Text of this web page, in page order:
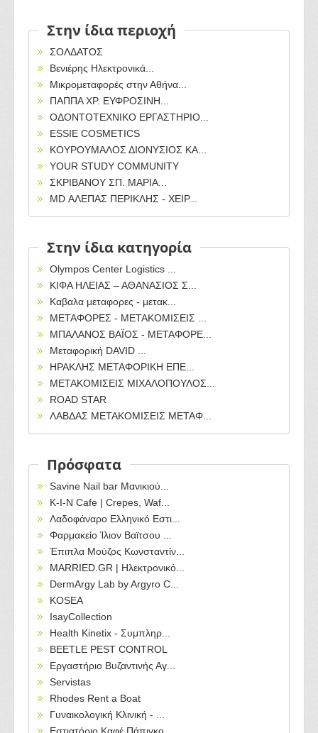
Στην ίδια περιοχή
ΣΟΛΔΑΤΟΣ
Βενιέρης Ηλεκτρονικά...
Μικρομεταφορές στην Αθήνα...
ΠΑΠΠΑ ΧΡ. ΕΥΦΡΟΣΙΝΗ...
ΟΔΟΝΤΟΤΕΧΝΙΚΟ ΕΡΓΑΣΤΗΡΙΟ...
ESSIE COSMETICS
ΚΟΥΡΟΥΜΑΛΟΣ ΔΙΟΝΥΣΙΟΣ ΚΑ...
YOUR STUDY COMMUNITY
ΣΚΡΙΒΑΝΟΥ ΣΠ. ΜΑΡΙΑ...
MD ΑΛΕΠΑΣ ΠΕΡΙΚΛΗΣ - ΧΕΙΡ...
Στην ίδια κατηγορία
Olympos Center Logistics ...
ΚΙΦΑ ΗΛΕΙΑΣ – ΑΘΑΝΑΣΙΟΣ Σ...
Καβαλα μεταφορες - μετακ...
ΜΕΤΑΦΟΡΕΣ - ΜΕΤΑΚΟΜΙΣΕΙΣ ...
ΜΠΑΛΑΝΟΣ ΒΑΪΟΣ - ΜΕΤΑΦΟΡΕ...
Μεταφορική DAVID ...
ΗΡΑΚΛΗΣ ΜΕΤΑΦΟΡΙΚΗ ΕΠΕ...
ΜΕΤΑΚΟΜΙΣΕΙΣ ΜΙΧΑΛΟΠΟΥΛΟΣ...
ROAD STAR
ΛΑΒΔΑΣ ΜΕΤΑΚΟΜΙΣΕΙΣ ΜΕΤΑΦ...
Πρόσφατα
Savine Nail bar Μανικιού...
Κ-Ι-Ν Cafe | Crepes, Waf...
Λαδοφάναρο Ελληνικό Εστι...
Φαρμακείο Ίλιον Βαϊτσου ...
Έπιπλα Μούζος Κωνσταντίν...
MARRIED.GR | Ηλεκτρονικό...
DermArgy Lab by Argyro C...
KOSEA
IsayCollection
Health Kinetix - Συμπληρ...
BEETLE PEST CONTROL
Εργαστήριο Βυζαντινής Αγ...
Servistas
Rhodes Rent a Boat
Γυναικολογική Κλινική - ...